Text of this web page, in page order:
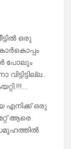
ഒരു
പോലും
എനിക്ക് ഒരു
ആരെ